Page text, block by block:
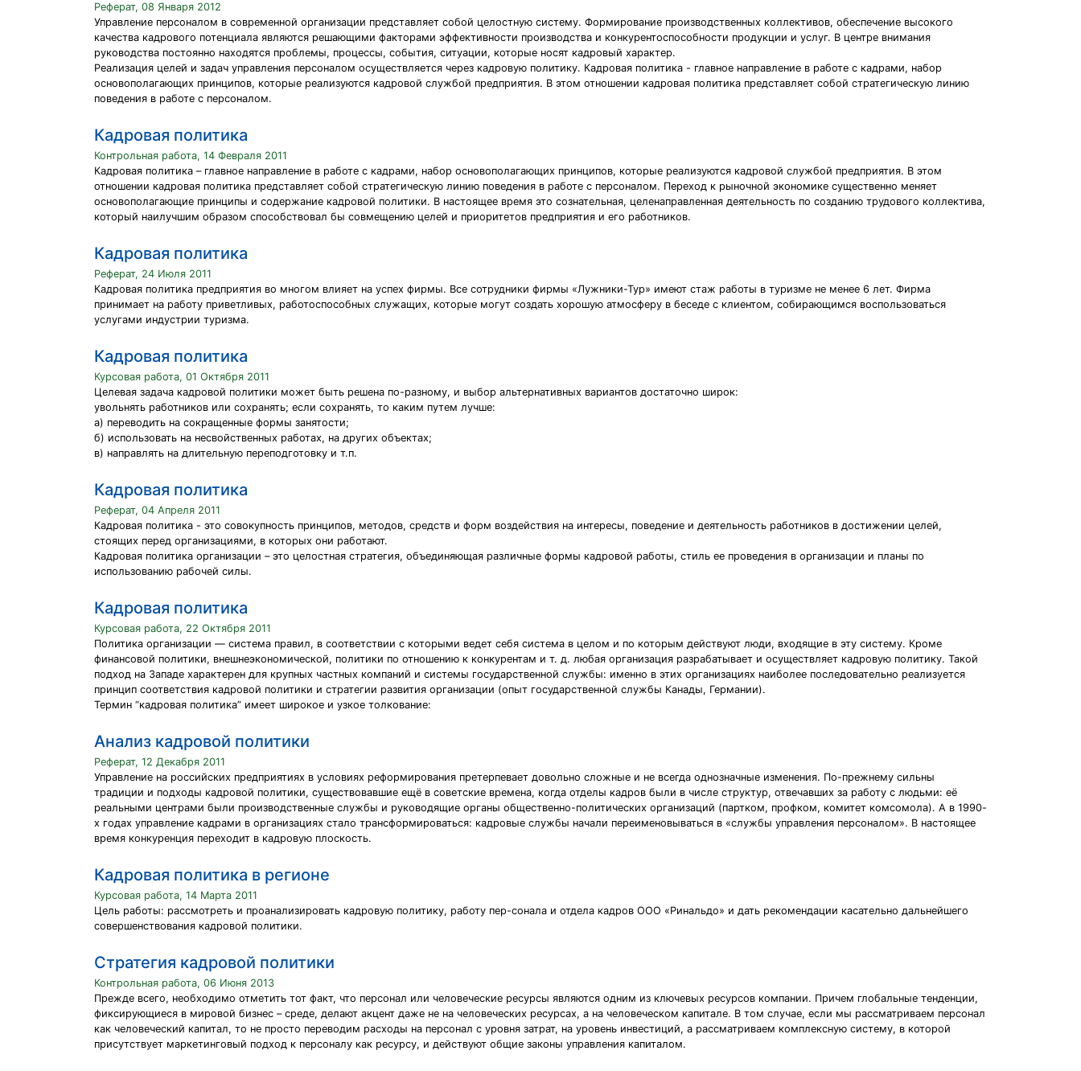
Реферат, 08 Января 2012
Управление персоналом в современной организации представляет собой целостную систему. Формирование производственных коллективов, обеспечение высокого
качества кадрового потенциала являются решающими факторами эффективности производства и конкурентоспособности продукции и услуг. В центре внимания
руководства постоянно находятся проблемы, процессы, события, ситуации, которые носят кадровый характер.
Реализация целей и задач управления персоналом осуществляется через кадровую политику. Кадровая политика - главное направление в работе с кадрами, набор
основополагающих принципов, которые реализуются кадровой службой предприятия. В этом отношении кадровая политика представляет собой стратегическую линию
поведения в работе с персоналом.
Кадровая политика
Контрольная работа, 14 Февраля 2011
Кадровая политика – главное направление в работе с кадрами, набор основополагающих принципов, которые реализуются кадровой службой предприятия. В этом
отношении кадровая политика представляет собой стратегическую линию поведения в работе с персоналом. Переход к рыночной экономике существенно меняет
основополагающие принципы и содержание кадровой политики. В настоящее время это сознательная, целенаправленная деятельность по созданию трудового коллектива,
который наилучшим образом способствовал бы совмещению целей и приоритетов предприятия и его работников.
Кадровая политика
Реферат, 24 Июля 2011
Кадровая политика предприятия во многом влияет на успех фирмы. Все сотрудники фирмы «Лужники-Тур» имеют стаж работы в туризме не менее 6 лет. Фирма
принимает на работу приветливых, работоспособных служащих, которые могут создать хорошую атмосферу в беседе с клиентом, собирающимся воспользоваться
услугами индустрии туризма.
Кадровая политика
Курсовая работа, 01 Октября 2011
Целевая задача кадровой политики может быть решена по-разному, и выбор альтернативных вариантов достаточно широк:
увольнять работников или сохранять; если сохранять, то каким путем лучше:
а) переводить на сокращенные формы занятости;
б) использовать на несвойственных работах, на других объектах;
в) направлять на длительную переподготовку и т.п.
Кадровая политика
Реферат, 04 Апреля 2011
Кадровая политика - это совокупность принципов, методов, средств и форм воздействия на интересы, поведение и деятельность работников в достижении целей,
стоящих перед организациями, в которых они работают.
Кадровая политика организации – это целостная стратегия, объединяющая различные формы кадровой работы, стиль ее проведения в организации и планы по
использованию рабочей силы.
Кадровая политика
Курсовая работа, 22 Октября 2011
Политика организации — система правил, в соответствии с которыми ведет себя система в целом и по которым действуют люди, входящие в эту систему. Кроме
финансовой политики, внешнеэкономической, политики по отношению к конкурентам и т. д. любая организация разрабатывает и осуществляет кадровую политику. Такой
подход на Западе характерен для крупных частных компаний и системы государственной службы: именно в этих организациях наиболее последовательно реализуется
принцип соответствия кадровой политики и стратегии развития организации (опыт государственной службы Канады, Германии).
Термин “кадровая политика” имеет широкое и узкое толкование:
Анализ кадровой политики
Реферат, 12 Декабря 2011
Управление на российских предприятиях в условиях реформирования претерпевает довольно сложные и не всегда однозначные изменения. По-прежнему сильны
традиции и подходы кадровой политики, существовавшие ещё в советские времена, когда отделы кадров были в числе структур, отвечавших за работу с людьми: её
реальными центрами были производственные службы и руководящие органы общественно-политических организаций (партком, профком, комитет комсомола). А в 1990-
х годах управление кадрами в организациях стало трансформироваться: кадровые службы начали переименовываться в «службы управления персоналом». В настоящее
время конкуренция переходит в кадровую плоскость.
Кадровая политика в регионе
Курсовая работа, 14 Марта 2011
Цель работы: рассмотреть и проанализировать кадровую политику, работу пер-сонала и отдела кадров ООО «Ринальдо» и дать рекомендации касательно дальнейшего
совершенствования кадровой политики.
Стратегия кадровой политики
Контрольная работа, 06 Июня 2013
Прежде всего, необходимо отметить тот факт, что персонал или человеческие ресурсы являются одним из ключевых ресурсов компании. Причем глобальные тенденции,
фиксирующиеся в мировой бизнес – среде, делают акцент даже не на человеческих ресурсах, а на человеческом капитале. В том случае, если мы рассматриваем персонал
как человеческий капитал, то не просто переводим расходы на персонал с уровня затрат, на уровень инвестиций, а рассматриваем комплексную систему, в которой
присутствует маркетинговый подход к персоналу как ресурсу, и действуют общие законы управления капиталом.